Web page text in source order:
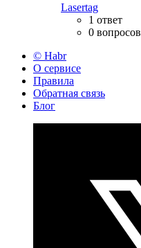
Lasertag
1 ответ
0 вопросов
© Habr
О сервисе
Правила
Обратная связь
Блог